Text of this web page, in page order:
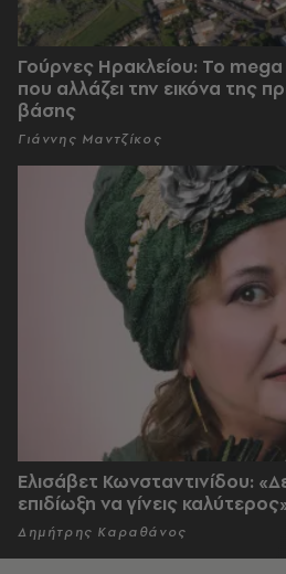
Γούρνες Ηρακλείου: To
που αλλάζει την εικόνα της
βάσης
Γιάννης Μαντζίκος
Ελισάβετ Κωνσταντινίδου:
επιδίωξη να γίνεις
Δημήτρης Καραθάνος